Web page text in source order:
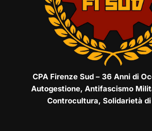
CPA Firenze Sud – 36 Anni di
Autogestione, Antifascismo
Controcultura, Solidarietà di